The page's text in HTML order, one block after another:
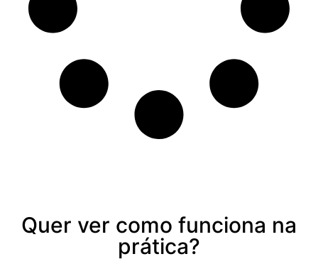
Quer ver como funciona na
prática?